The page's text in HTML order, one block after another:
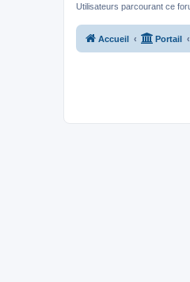
Utilisateurs parcourant ce
Accueil Portail